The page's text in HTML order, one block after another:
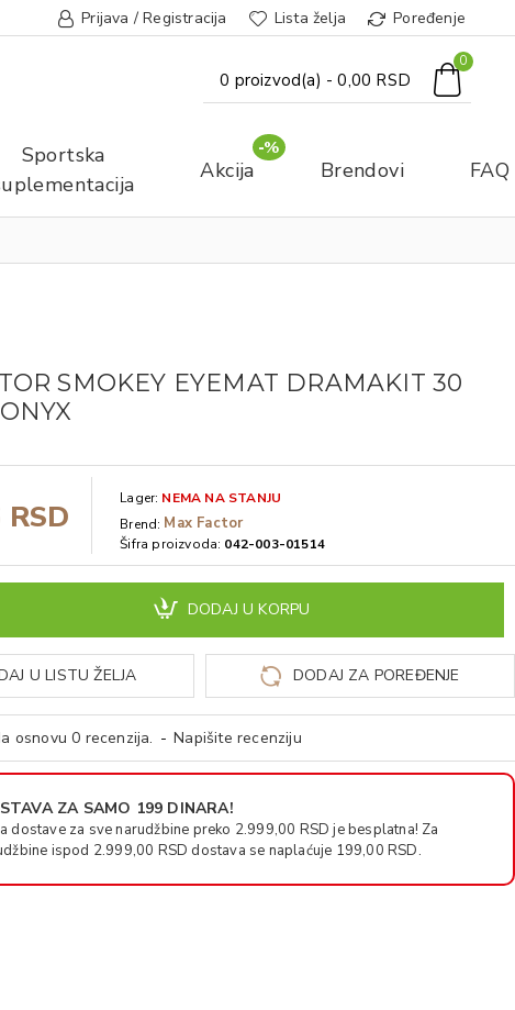
Prijava / Registracija Lista želja Poređenje
0 proizvod(a) - 0,00 RSD
0
Sportska
Akcija
-%
Brendovi FAQ
SMOKEY EYEMAT DRAMAKIT 30
osnovu 0 recenzija. - Napišite recenziju
Lager: NEMA NA STANJU
Brend: Max Factor
Šifra proizvoda: 042-003-01514
DODAJ U KORPU
U LISTU ŽELJA DODAJ ZA POREĐENJE
ZA SAMO 199 DINARA!
dostave za sve narudžbine preko 2.999,00 RSD je besplatna! Za
ispod 2.999,00 RSD dostava se naplaćuje 199,00 RSD.